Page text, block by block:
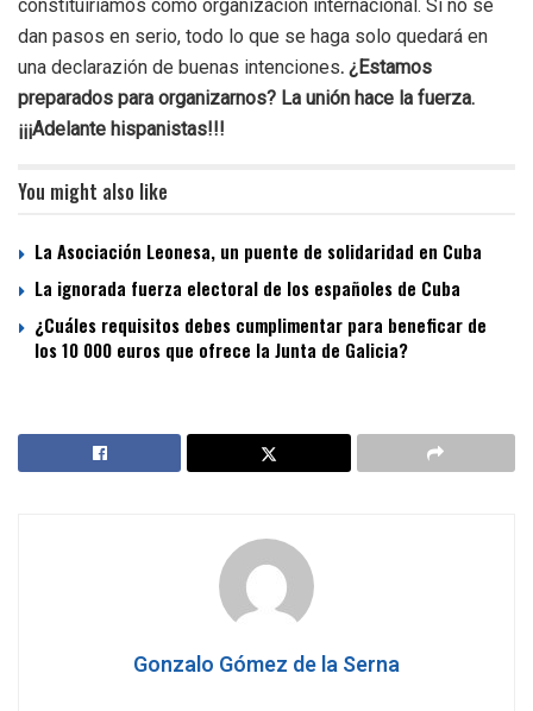
constituiríamos como organización internacional. Si no se
dan pasos en serio, todo lo que se haga solo quedará en
una declarazión de buenas intenciones. ¿Estamos
preparados para organizarnos? La unión hace la fuerza.
¡¡¡Adelante hispanistas!!!
You might also like
La Asociación Leonesa, un puente de solidaridad en Cuba
La ignorada fuerza electoral de los españoles de Cuba
¿Cuáles requisitos debes cumplimentar para beneficar de
los 10 000 euros que ofrece la Junta de Galicia?
Gonzalo Gómez de la Serna